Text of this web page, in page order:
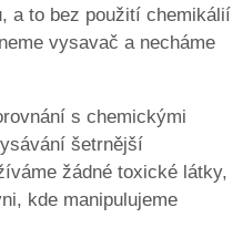
a to bez použití chemikálií
vysavač a necháme
s chemickými
šetrnější
žádné toxické látky,
kde manipulujeme